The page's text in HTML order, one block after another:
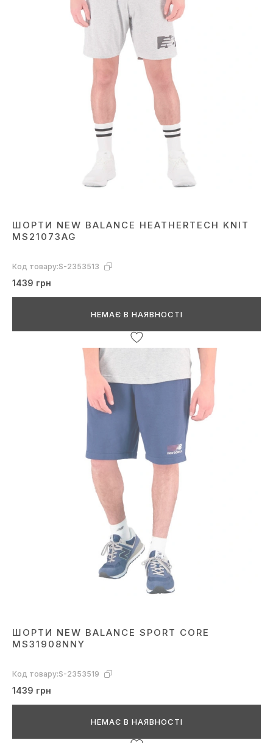
ШОРТИ NEW BALANCE HEATHERTECH KNIT
MS21073AG
Код товару:S-2353513
1439 грн
НЕМАЄ В НАЯВНОСТІ
ШОРТИ NEW BALANCE SPORT CORE
MS31908NNY
Код товару:S-2353519
1439 грн
НЕМАЄ В НАЯВНОСТІ